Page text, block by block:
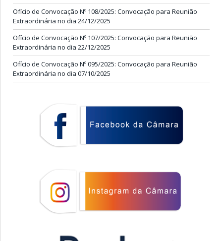
Ofício de Convocação Nº 108/2025: Convocação para Reunião
Extraordinária no dia 24/12/2025
Ofício de Convocação Nº 107/2025: Convocação para Reunião
Extraordinária no dia 22/12/2025
Ofício de Convocação Nº 095/2025: Convocação para Reunião
Extraordinária no dia 07/10/2025